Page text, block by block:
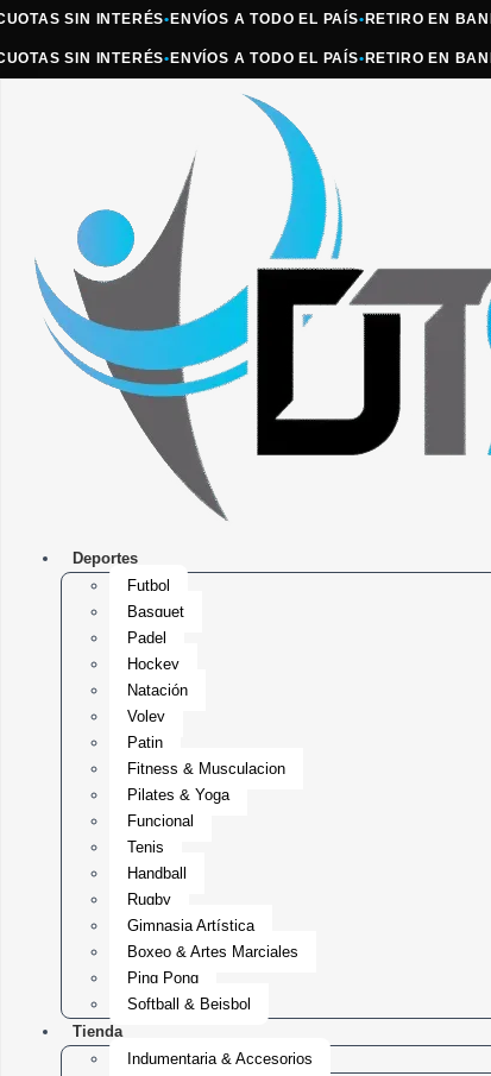
SIN INTERÉS•ENVÍOS A TODO EL PAÍS• RETIRO EN BANFIELD
SIN INTERÉS•ENVÍOS A TODO EL PAÍS• RETIRO EN BANFIELD
Deportes
Futbol
Basquet
Padel
Hockey
Natación
Voley
Patin
Fitness & Musculacion
Pilates & Yoga
Funcional
Tenis
Handball
Rugby
Gimnasia Artística
Boxeo & Artes Marciales
Ping Pong
Softball & Beisbol
Tienda
Indumentaria & Accesorios